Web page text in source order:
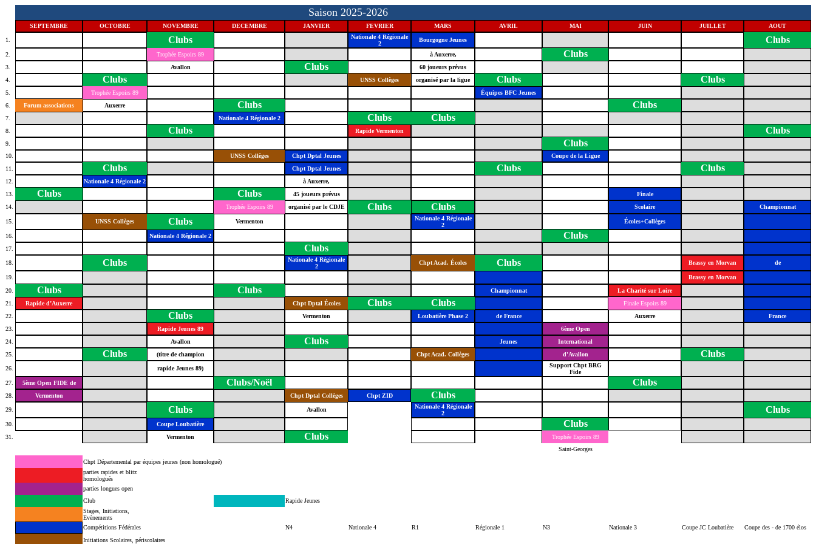
Saison 2025-2026
SEPTEMBRE OCTOBRE NOVEMBRE DECEMBRE JANVIER FEVRIER MARS AVRIL MAI JUIN JUILLET AOUT
1. Clubs
Nationale 4 Régionale
2
Bourgogne Jeunes Clubs
2. Trophée Espoirs 89 à Auxerre, Clubs
3. Avallon Clubs
60 joueurs prévus
4.
Clubs UNSS Collèges organisé par la ligue Clubs Clubs
5. Trophée Espoirs 89
Équipes BFC Jeunes
6.
Forum associations Auxerre Clubs Clubs
7. Nationale 4 Régionale 2 Clubs Clubs
8. Clubs Rapide Vermenton Clubs
9. Clubs
10. UNSS Collèges Chpt Dptal Jeunes
Coupe de la Ligue
11.
Clubs Chpt Dptal Jeunes Clubs Clubs
12. Nationale 4 Régionale 2
à Auxerre,
13.
Clubs Clubs 45 joueurs prévus
Finale
14.
Trophée Espoirs 89 organisé par le CDJE Clubs Clubs Scolaire Championnat
15. UNSS Collèges Clubs Vermenton
Nationale 4 Régionale
2
Écoles+Collèges
16. Nationale 4 Régionale 2 Clubs
17. Clubs
18. Clubs
Nationale 4 Régionale
2
Chpt Acad. Écoles Clubs Brassy en Morvan de
19.
Brassy en Morvan
20.
Clubs Clubs Championnat
La Charité sur Loire
21.
Rapide d’Auxerre Chpt Dptal Écoles Clubs Clubs
Finale Espoirs 89
22.
Clubs Vermenton Loubatière Phase 2 de France Auxerre
France
23.
Rapide Jeunes 89
6ème Open
24.
Avallon Clubs Jeunes
International
25.
Clubs (titre de champion Chpt Acad. Collèges d'Avallon Clubs
26. rapide Jeunes 89)
Support Chpt BRG
Fide
27.
5ème Open FIDE de Clubs/Noël Clubs
28. Vermenton Chpt Dptal Collèges Chpt ZID Clubs
29. Clubs Avallon
Nationale 4 Régionale
2
Clubs
30. Coupe Loubatière Clubs
31. Vermenton Clubs
Trophée Espoirs 89
Saint-Georges
Chpt Départemental par équipes jeunes (non homologué)
parties rapides et blitz
homologués
parties longues open
Club
Rapide Jeunes
Stages, Initiations,
Evènements
Compétitions Fédérales
N4 Nationale 4 R1 Régionale 1 N3 Nationale 3 Coupe JC Loubatière
Coupe des - de 1700 élos
Initiations Scolaires, périscolaires